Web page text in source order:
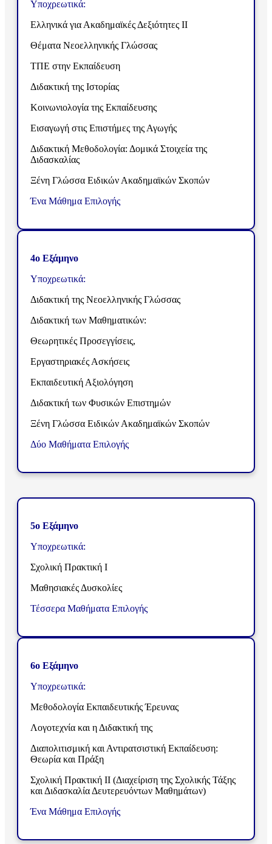
Υποχρεωτικά:
Ελληνικά για Ακαδημαϊκές Δεξιότητες ΙΙ
Θέματα Νεοελληνικής Γλώσσας
ΤΠΕ στην Εκπαίδευση
Διδακτική της Ιστορίας
Κοινωνιολογία της Εκπαίδευσης
Εισαγωγή στις Επιστήμες της Αγωγής
Διδακτική Μεθοδολογία: Δομικά Στοιχεία της
Διδασκαλίας
Ξένη Γλώσσα Ειδικών Ακαδημαϊκών Σκοπών
Ένα Μάθημα Επιλογής
4ο Εξάμηνο
Υποχρεωτικά:
Διδακτική της Νεοελληνικής Γλώσσας
Διδακτική των Μαθηματικών:
Θεωρητικές Προσεγγίσεις,
Εργαστηριακές Ασκήσεις
Εκπαιδευτική Αξιολόγηση
Διδακτική των Φυσικών Επιστημών
Ξένη Γλώσσα Ειδικών Ακαδημαϊκών Σκοπών
Δύο Μαθήματα Επιλογής
5ο Εξάμηνο
Υποχρεωτικά:
Σχολική Πρακτική Ι
Μαθησιακές Δυσκολίες
Τέσσερα Μαθήματα Επιλογής
6ο Εξάμηνο
Υποχρεωτικά:
Μεθοδολογία Εκπαιδευτικής Έρευνας
Λογοτεχνία και η Διδακτική της
Διαπολιτισμική και Αντιρατσιστική Εκπαίδευση:
Θεωρία και Πράξη
Σχολική Πρακτική ΙΙ (Διαχείριση της Σχολικής Τάξης
και Διδασκαλία Δευτερευόντων Μαθημάτων)
Ένα Μάθημα Επιλογής